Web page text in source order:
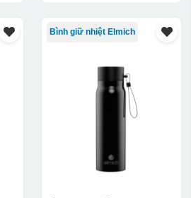
Bình giữ nhiệt Elmich